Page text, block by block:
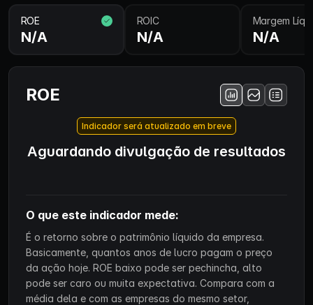
ROE
N/A
ROIC
N/A
Margem
N/A
ROE
Indicador será atualizado em breve
Aguardando divulgação de resultados
O que este indicador mede:
É o retorno sobre o patrimônio líquido da empresa.
Basicamente, quantos anos de lucro pagam o preço
da ação hoje. ROE baixo pode ser pechincha, alto
pode ser caro ou muita expectativa. Compara com a
média dela e com as empresas do mesmo setor,